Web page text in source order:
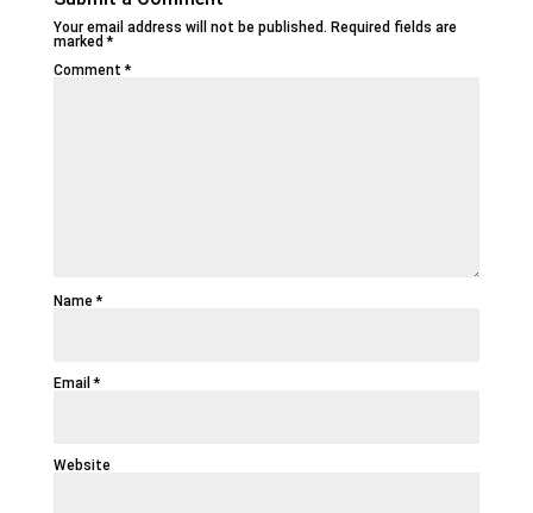
Your email address will not be published. Required fields are
marked*
Comment*
Name*
Email*
Website